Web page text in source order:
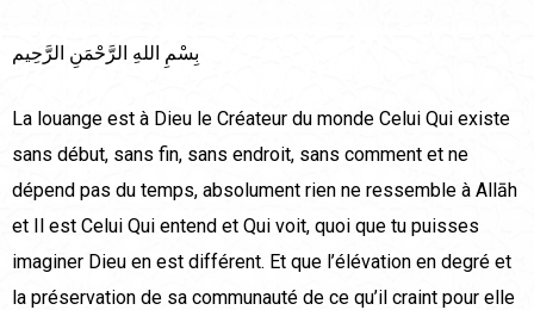
بِسْمِ اللهِ الرَّحْمَنِ الرَّحِيم
La louange est à Dieu le Créateur du monde Celui Qui existe
sans début, sans fin, sans endroit, sans comment et ne
dépend pas du temps, absolument rien ne ressemble à Allāh
et Il est Celui Qui entend et Qui voit, quoi que tu puisses
imaginer Dieu en est différent. Et que l’élévation en degré et
la préservation de sa communauté de ce qu’il craint pour elle